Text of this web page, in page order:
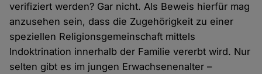
verifiziert werden? Gar nicht. Als Beweis hierfür mag
anzusehen sein, dass die Zugehörigkeit zu einer
speziellen Religionsgemeinschaft mittels
Indoktrination innerhalb der Familie vererbt wird. Nur
selten gibt es im jungen Erwachsenenalter –